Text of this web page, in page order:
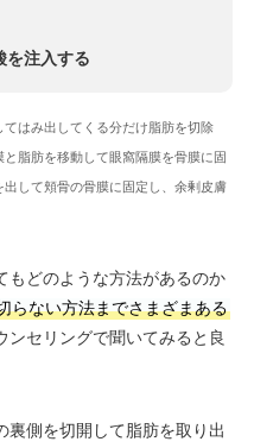
を注入する
はみ出してくる分だけ脂肪を切除
脂肪を移動して眼窩隔膜を骨膜に固
して頬骨の骨膜に固定し、余剰皮膚
もどのような方法があるのか
らない方法までさまざまある
ンセリングで聞いてみると良
裏側を切開して脂肪を取り出